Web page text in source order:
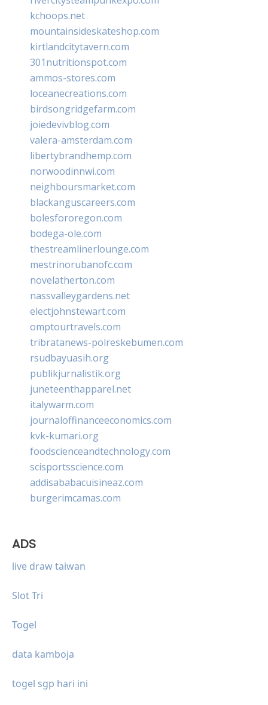
kchoops.net
mountainsideskateshop.com
kirtlandcitytavern.com
301nutritionspot.com
ammos-stores.com
loceanecreations.com
birdsongridgefarm.com
joiedevivblog.com
valera-amsterdam.com
libertybrandhemp.com
norwoodinnwi.com
neighboursmarket.com
blackanguscareers.com
bolesfororegon.com
bodega-ole.com
thestreamlinerlounge.com
mestrinorubanofc.com
novelatherton.com
nassvalleygardens.net
electjohnstewart.com
omptourtravels.com
tribratanews-polreskebumen.com
rsudbayuasih.org
publikjurnalistik.org
juneteenthapparel.net
italywarm.com
journaloffinanceeconomics.com
kvk-kumari.org
foodscienceandtechnology.com
scisportsscience.com
addisababacuisineaz.com
burgerimcamas.com
ADS
live draw taiwan
Slot Tri
Togel
data kamboja
togel sgp hari ini